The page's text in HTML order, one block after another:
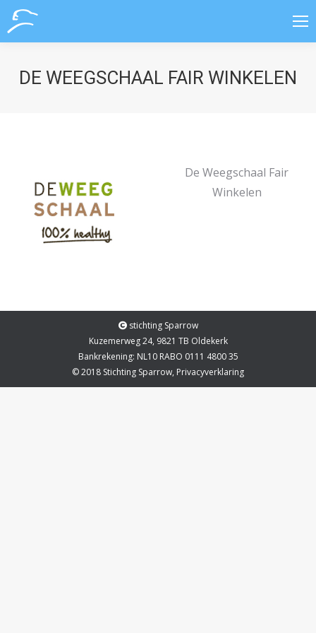
DE WEEGSCHAAL FAIR WINKELEN
De Weegschaal Fair
Winkelen
stichting Sparrow
Kuzemerweg 24, 9821 TB Oldekerk
Bankrekening: NL10 RABO 0111 4800 35
© 2018 Stichting Sparrow, Privacyverklaring